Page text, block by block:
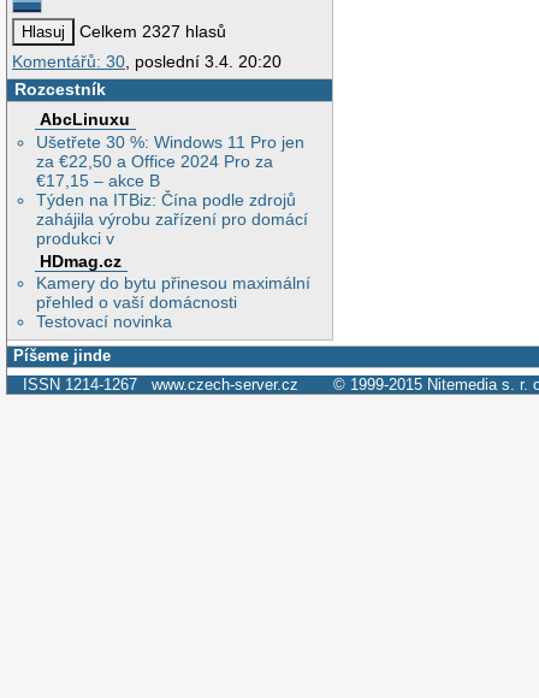
Celkem 2327 hlasů
Komentářů: 30, poslední 3.4. 20:20
Rozcestník
AbcLinuxu
Ušetřete 30 %: Windows 11 Pro jen
za €22,50 a Office 2024 Pro za
€17,15 – akce B
Týden na ITBiz: Čína podle zdrojů
zahájila výrobu zařízení pro domácí
produkci v
HDmag.cz
Kamery do bytu přinesou maximální
přehled o vaší domácnosti
Testovací novinka
Píšeme jinde
ISSN 1214-1267 www.czech-server.cz © 1999-2015 Nitemedia s. r.